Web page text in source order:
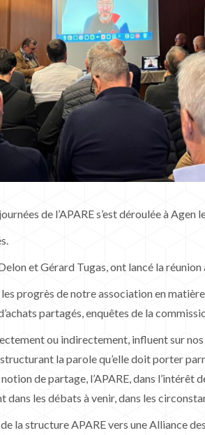
de l’APARE s’est déroulée à Agen
et Gérard Tugas, ont lancé la
les progrès de notre association en
partagés, enquêtes de la
ou indirectement, influent sur
la parole qu’elle doit porter
de partage, l’APARE, dans
les débats à venir, dans les
la structure APARE vers une Alliance